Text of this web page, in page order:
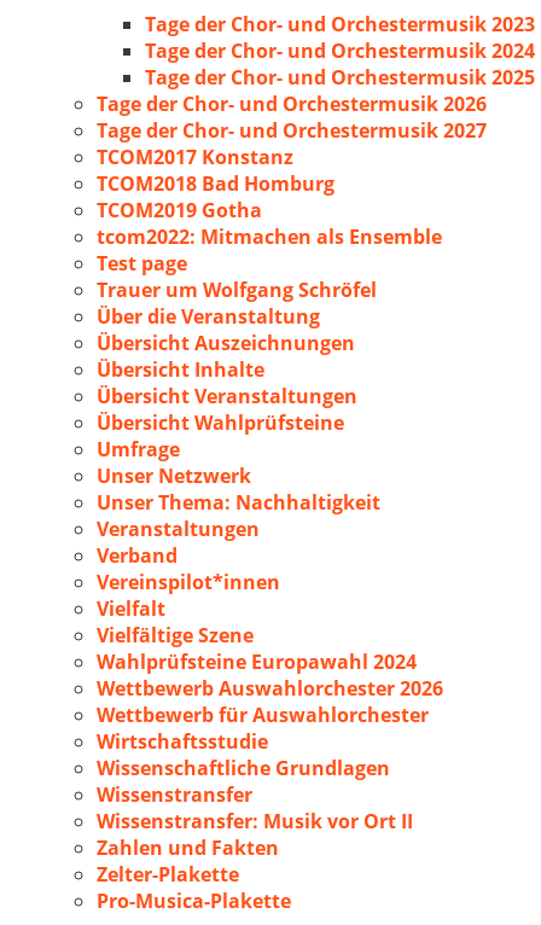
Tage der Chor- und Orchestermusik 2023
Tage der Chor- und Orchestermusik 2024
Tage der Chor- und Orchestermusik 2025
Tage der Chor- und Orchestermusik 2026
Tage der Chor- und Orchestermusik 2027
TCOM2017 Konstanz
TCOM2018 Bad Homburg
TCOM2019 Gotha
tcom2022: Mitmachen als Ensemble
Test page
Trauer um Wolfgang Schröfel
Über die Veranstaltung
Übersicht Auszeichnungen
Übersicht Inhalte
Übersicht Veranstaltungen
Übersicht Wahlprüfsteine
Umfrage
Unser Netzwerk
Unser Thema: Nachhaltigkeit
Veranstaltungen
Verband
Vereinspilot*innen
Vielfalt
Vielfältige Szene
Wahlprüfsteine Europawahl 2024
Wettbewerb Auswahlorchester 2026
Wettbewerb für Auswahlorchester
Wirtschaftsstudie
Wissenschaftliche Grundlagen
Wissenstransfer
Wissenstransfer: Musik vor Ort II
Zahlen und Fakten
Zelter-Plakette
Pro-Musica-Plakette